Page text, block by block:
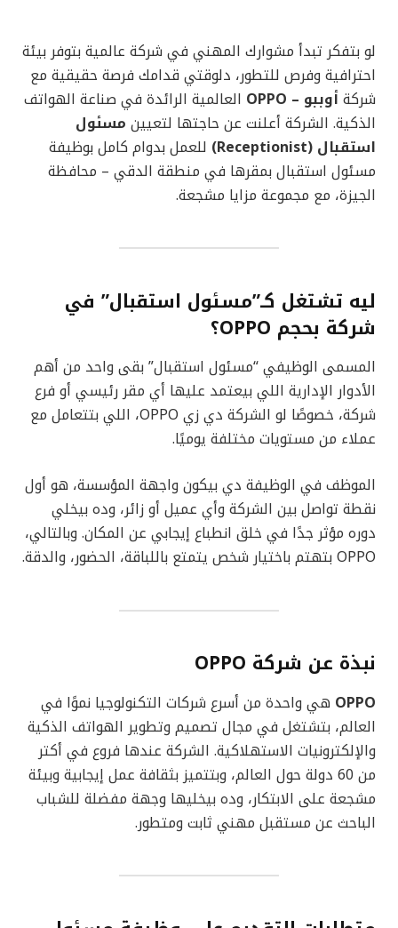
لو بتفكر تبدأ مشوارك المهني في شركة عالمية بتوفر بيئة
احترافية وفرص للتطور، دلوقتي قدامك فرصة حقيقية مع
شركةأوببو – OPPO
العالمية الرائدة في صناعة الهواتف
الذكية. الشركة أعلنت عن حاجتها لتعيين مسئول
استقبال (Receptionist)
للعمل بدوام كامل بوظيفة
مسئول استقبال بمقرها في منطقة الدقي – محافظة
الجيزة، مع مجموعة مزايا مشجعة.
ليه تشتغل كـ”مسئول استقبال” في
شركة بحجم OPPO؟
المسمى الوظيفي “مسئول استقبال” بقى واحد من أهم
الأدوار الإدارية اللي بيعتمد عليها أي مقر رئيسي أو فرع
شركة، خصوصًا لو الشركة دي زي OPPO، اللي بتتعامل مع
عملاء من مستويات مختلفة يوميًا.
الموظف في الوظيفة دي بيكون واجهة المؤسسة، هو أول
نقطة تواصل بين الشركة وأي عميل أو زائر، وده بيخلي
دوره مؤثر جدًا في خلق انطباع إيجابي عن المكان. وبالتالي،
OPPO بتهتم باختيار شخص يتمتع باللباقة، الحضور، والدقة.
نبذة عن شركة OPPO
OPPO هي واحدة من أسرع شركات التكنولوجيا نموًا في
العالم، بتشتغل في مجال تصميم وتطوير الهواتف الذكية
والإلكترونيات الاستهلاكية. الشركة عندها فروع في أكتر
من 60 دولة حول العالم، وبتتميز بثقافة عمل إيجابية وبيئة
مشجعة على الابتكار، وده بيخليها وجهة مفضلة للشباب
الباحث عن مستقبل مهني ثابت ومتطور.